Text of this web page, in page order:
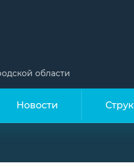
области
Новости